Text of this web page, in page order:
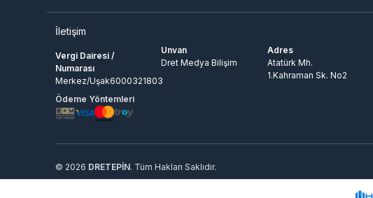
İletişim
Vergi Dairesi /
Numarası
Merkez/Uşak6000321803
Unvan
Dret Medya Bilişim
Adres
Atatürk Mh.
1.Kahraman Sk. No2
Ödeme Yöntemleri
© 2026 DRETEPİN. Tüm Hakları Saklıdır.